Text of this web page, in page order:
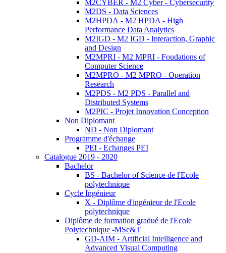
M2CYBER - M2 Cyber - Cybersecurity
M2DS - Data Sciences
M2HPDA - M2 HPDA - High
Performance Data Analytics
M2IGD - M2 IGD - Interaction, Graphic
and Design
M2MPRI - M2 MPRI - Foudations of
Computer Science
M2MPRO - M2 MPRO - Operation
Research
M2PDS - M2 PDS - Parallel and
Distributed Systems
M2PIC - Projet Innovation Conception
Non Diplomant
ND - Non Diplomant
Programme d'échange
PEI - Echanges PEI
Catalogue 2019 - 2020
Bachelor
BS - Bachelor of Science de l'Ecole
polytechnique
Cycle Ingénieur
X - Diplôme d'ingénieur de l'Ecole
polytechnique
Diplôme de formation gradué de l'Ecole
Polytechnique -MSc&T
GD-AIM - Artificial Intelligence and
Advanced Visual Computing